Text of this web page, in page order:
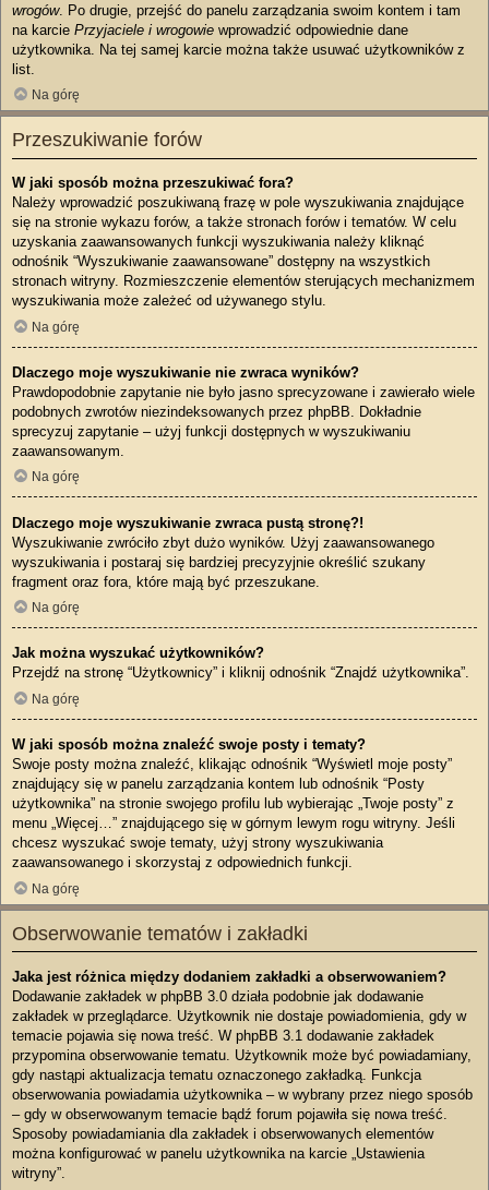
wrogów. Po drugie, przejść do panelu zarządzania swoim kontem i tam
na karcie Przyjaciele i wrogowie wprowadzić odpowiednie dane
użytkownika. Na tej samej karcie można także usuwać użytkowników z
list.
Na górę
Przeszukiwanie forów
W jaki sposób można przeszukiwać fora?
Należy wprowadzić poszukiwaną frazę w pole wyszukiwania znajdujące
się na stronie wykazu forów, a także stronach forów i tematów. W celu
uzyskania zaawansowanych funkcji wyszukiwania należy kliknąć
odnośnik “Wyszukiwanie zaawansowane” dostępny na wszystkich
stronach witryny. Rozmieszczenie elementów sterujących mechanizmem
wyszukiwania może zależeć od używanego stylu.
Na górę
Dlaczego moje wyszukiwanie nie zwraca wyników?
Prawdopodobnie zapytanie nie było jasno sprecyzowane i zawierało wiele
podobnych zwrotów niezindeksowanych przez phpBB. Dokładnie
sprecyzuj zapytanie – użyj funkcji dostępnych w wyszukiwaniu
zaawansowanym.
Na górę
Dlaczego moje wyszukiwanie zwraca pustą stronę?!
Wyszukiwanie zwróciło zbyt dużo wyników. Użyj zaawansowanego
wyszukiwania i postaraj się bardziej precyzyjnie określić szukany
fragment oraz fora, które mają być przeszukane.
Na górę
Jak można wyszukać użytkowników?
Przejdź na stronę “Użytkownicy” i kliknij odnośnik “Znajdź użytkownika”.
Na górę
W jaki sposób można znaleźć swoje posty i tematy?
Swoje posty można znaleźć, klikając odnośnik “Wyświetl moje posty”
znajdujący się w panelu zarządzania kontem lub odnośnik “Posty
użytkownika” na stronie swojego profilu lub wybierając „Twoje posty” z
menu „Więcej…” znajdującego się w górnym lewym rogu witryny. Jeśli
chcesz wyszukać swoje tematy, użyj strony wyszukiwania
zaawansowanego i skorzystaj z odpowiednich funkcji.
Na górę
Obserwowanie tematów i zakładki
Jaka jest różnica między dodaniem zakładki a obserwowaniem?
Dodawanie zakładek w phpBB 3.0 działa podobnie jak dodawanie
zakładek w przeglądarce. Użytkownik nie dostaje powiadomienia, gdy w
temacie pojawia się nowa treść. W phpBB 3.1 dodawanie zakładek
przypomina obserwowanie tematu. Użytkownik może być powiadamiany,
gdy nastąpi aktualizacja tematu oznaczonego zakładką. Funkcja
obserwowania powiadamia użytkownika – w wybrany przez niego sposób
– gdy w obserwowanym temacie bądź forum pojawiła się nowa treść.
Sposoby powiadamiania dla zakładek i obserwowanych elementów
można konfigurować w panelu użytkownika na karcie „Ustawienia
witryny”.